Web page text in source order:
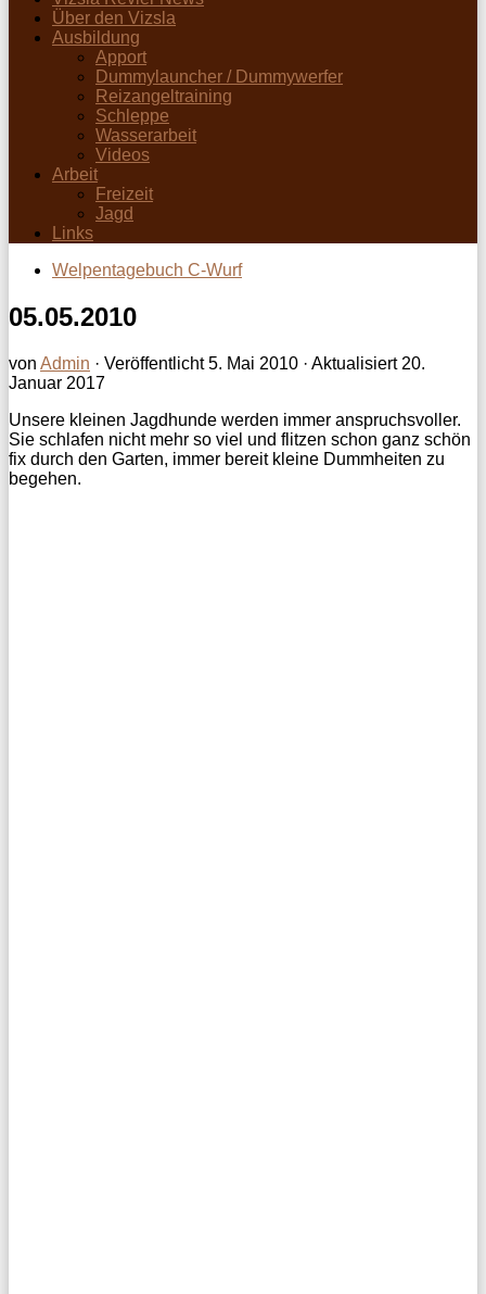
Über den Vizsla
Ausbildung
Apport
Dummylauncher / Dummywerfer
Reizangeltraining
Schleppe
Wasserarbeit
Videos
Arbeit
Freizeit
Jagd
Links
Welpentagebuch C-Wurf
05.05.2010
von Admin · Veröffentlicht5. Mai 2010 · Aktualisiert 20.
Januar 2017
Unsere kleinen Jagdhunde werden immer anspruchsvoller.
Sie schlafen nicht mehr so viel und flitzen schon ganz schön
fix durch den Garten, immer bereit kleine Dummheiten zu
begehen.